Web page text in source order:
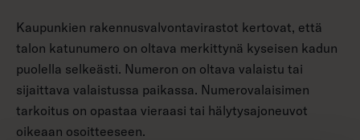
Kaupunkien rakennusvalvontavirastot kertovat, että
talon katunumero on oltava merkittynä kyseisen kadun
puolella selkeästi. Numeron on oltava valaistu tai
sijaittava valaistussa paikassa. Numerovalaisimen
tarkoitus on opastaa vieraasi tai hälytysajoneuvot
oikeaan osoitteeseen.